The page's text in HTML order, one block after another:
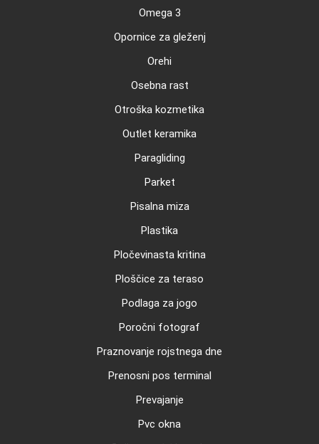
Omega 3
Opornice za gleženj
Orehi
Osebna rast
Otroška kozmetika
Outlet keramika
Paragliding
Parket
Pisalna miza
Plastika
Pločevinasta kritina
Ploščice za teraso
Podlaga za jogo
Poročni fotograf
Praznovanje rojstnega dne
Prenosni pos terminal
Prevajanje
Pvc okna